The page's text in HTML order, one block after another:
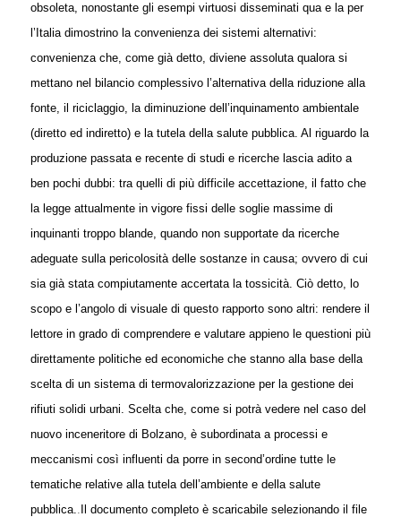
obsoleta, nonostante gli esempi virtuosi disseminati qua e la per
l’Italia dimostrino la convenienza dei sistemi alternativi:
convenienza che, come già detto, diviene assoluta qualora si
mettano nel bilancio complessivo l’alternativa della riduzione alla
fonte, il riciclaggio, la diminuzione dell’inquinamento ambientale
(diretto ed indiretto) e la tutela della salute pubblica. Al riguardo la
produzione passata e recente di studi e ricerche lascia adito a
ben pochi dubbi: tra quelli di più difficile accettazione, il fatto che
la legge attualmente in vigore fissi delle soglie massime di
inquinanti troppo blande, quando non supportate da ricerche
adeguate sulla pericolosità delle sostanze in causa; ovvero di cui
sia già stata compiutamente accertata la tossicità. Ciò detto, lo
scopo e l’angolo di visuale di questo rapporto sono altri: rendere il
lettore in grado di comprendere e valutare appieno le questioni più
direttamente politiche ed economiche che stanno alla base della
scelta di un sistema di termovalorizzazione per la gestione dei
rifiuti solidi urbani. Scelta che, come si potrà vedere nel caso del
nuovo inceneritore di Bolzano, è subordinata a processi e
meccanismi così influenti da porre in second’ordine tutte le
tematiche relative alla tutela dell’ambiente e della salute
pubblica.. Il documento completo è scaricabile selezionando il file